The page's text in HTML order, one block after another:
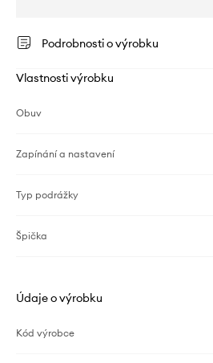
Podrobnosti o výrobku
Vlastnosti výrobku
Obuv
Zapínání a nastavení
Typ podrážky
Špička
Údaje o výrobku
Kód výrobce